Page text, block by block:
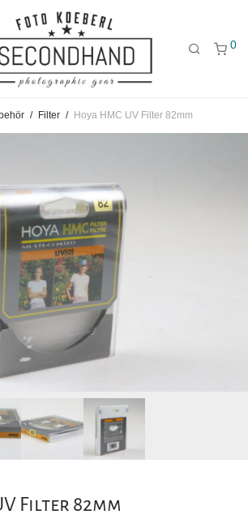
0
/ Filter / Hoya HMC UV Filter 82mm
Filter 82mm